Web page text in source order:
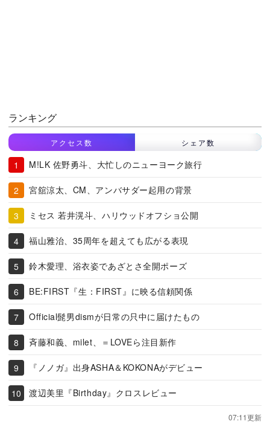
ランキング
アクセス数 シェア数
M!LK 佐野勇斗、大忙しのニューヨーク旅行
宮舘涼太、CM、アンバサダー起用の背景
ミセス 若井滉斗、ハリウッドオフショ公開
福山雅治、35周年を超えても広がる表現
鈴木愛理、浴衣姿であざとさ全開ポーズ
BE:FIRST『生：FIRST』に映る信頼関係
Official髭男dismが日常の只中に届けたもの
斉藤和義、milet、＝LOVEら注目新作
『ノノガ』出身ASHA＆KOKONAがデビュー
渡辺美里『Birthday』クロスレビュー
07:11更新